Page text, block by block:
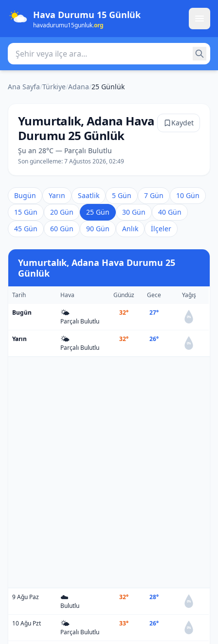
Hava Durumu 15 Günlük
havadurumu15gunluk.org
Şehir veya ilçe ara
Ana Sayfa/Türkiye/Adana/25 Günlük
Yumurtalık, Adana Hava
Durumu 25 Günlük
Şu an 28°C — Parçalı Bulutlu
Son güncelleme:7 Ağustos 2026, 02:49
Kaydet
Bugün Yarın Saatlik 5 Gün 7 Gün
10 Gün
15 Gün
20 Gün 25 Gün 30 Gün
40 Gün
45 Gün
60 Gün 90 Gün Anlık İlçeler
Yumurtalık, Adana Hava Durumu 25
Günlük
Tarih Hava Gündüz Gece Yağış
Bugün 🌤️
Parçalı Bulutlu
32° 27°
0%
Yarın 🌤️
Parçalı Bulutlu
32° 26°
0%
9 Ağu Paz ☁️
Bulutlu
32° 28°
0%
10 Ağu Pzt 🌤️
Parçalı Bulutlu
33° 26°
0%